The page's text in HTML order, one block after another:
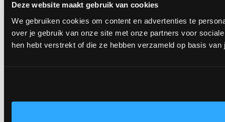
Deze website maakt gebruik van cookies
We gebruiken cookies om content en advertenties te
over je gebruik van onze site met onze partners voor
hen hebt verstrekt of die ze hebben verzameld op basis van